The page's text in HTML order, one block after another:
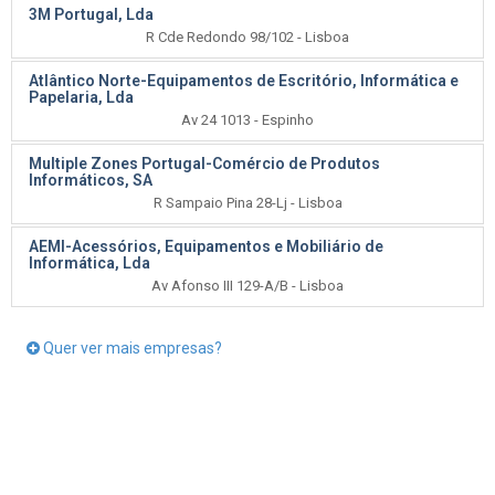
3M Portugal, Lda
R Cde Redondo 98/102 - Lisboa
Atlântico Norte-Equipamentos de Escritório, Informática e
Papelaria, Lda
Av 24 1013 - Espinho
Multiple Zones Portugal-Comércio de Produtos
Informáticos, SA
R Sampaio Pina 28-Lj - Lisboa
AEMI-Acessórios, Equipamentos e Mobiliário de
Informática, Lda
Av Afonso III 129-A/B - Lisboa
Quer ver mais empresas?